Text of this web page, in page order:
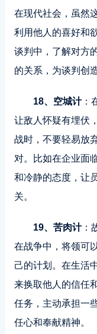
在现代社会，虽然
利用他人的喜好和
谈判中，了解对方
的关系，为谈判创
18、空城计：
让敌人怀疑有埋伏
战时，不要轻易放
对。比如在企业面
和冷静的态度，让
关。
19、苦肉计：
在战争中，将领可
己的计划。在生活
来换取他人的信任
任务，主动承担一
任心和奉献精神。